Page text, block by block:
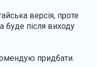
версія, проте
після виходу
придбати.